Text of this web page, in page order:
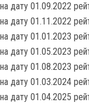
на дату 01.09.2022
на дату 01.11.2022
на дату 01.01.2023
на дату 01.05.2023
на дату 01.08.2023
на дату 01.03.2024
на дату 01.04.2025